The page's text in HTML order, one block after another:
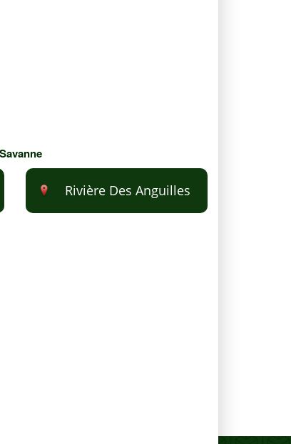
Rivière Des Anguilles